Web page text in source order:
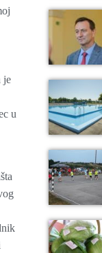
je
u